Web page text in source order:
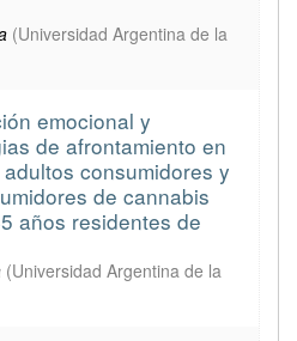
(Universidad Argentina de la
emocional y
de afrontamiento en
consumidores y
de cannabis
años residentes de
(Universidad Argentina de la